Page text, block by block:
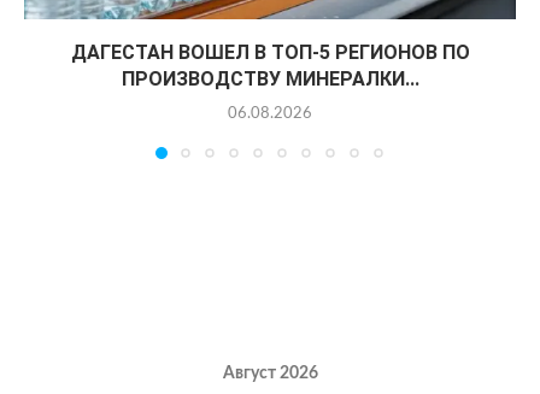
ДАГЕСТАН ВОШЕЛ В ТОП-5 РЕГИОНОВ ПО
ПРОИЗВОДСТВУ МИНЕРАЛКИ...
06.08.2026
Август 2026